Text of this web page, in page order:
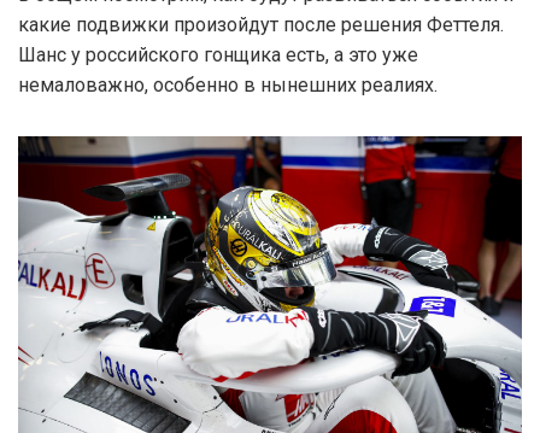
какие подвижки произойдут после решения Феттеля.
Шанс у российского гонщика есть, а это уже
немаловажно, особенно в нынешних реалиях.